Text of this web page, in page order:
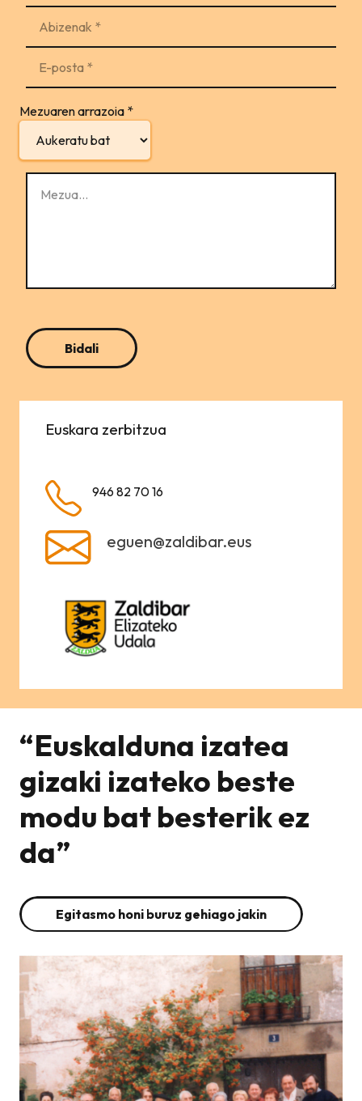
Mezuaren arrazoia *
Euskara zerbitzua
946 82 70 16
eguen@zaldibar.eus
“Euskalduna izatea
gizaki izateko beste
modu bat besterik ez
da”
Egitasmo honi buruz gehiago jakin